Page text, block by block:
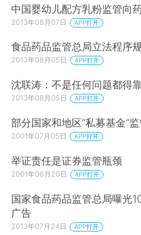
中国婴幼儿配方乳粉监管向
2013年08月07日 APP打开
食品药品监管总局立法程序
2013年08月05日 APP打开
沈联涛：不是任何问题都得
2013年08月05日 APP打开
部分国家和地区“私募基金”
2001年07月05日 APP打开
举证责任是证券监管瓶颈
2001年06月20日 APP打开
国家食品药品监管总局曝光
广告
2013年07月24日 APP打开